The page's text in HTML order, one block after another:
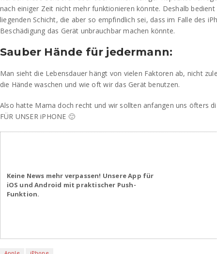
nach einiger Zeit nicht mehr funktionieren könnte. Deshalb
liegenden Schicht, die aber so empfindlich sei, dass im Falle des
Beschädigung das Gerät unbrauchbar machen könnte.
Sauber Hände für jedermann:
Man sieht die Lebensdauer hängt von vielen Faktoren ab, nicht
die Hände waschen und wie oft wir das Gerät benutzen.
Also hatte Mama doch recht und wir sollten anfangen uns öfters
FÜR UNSER iPHONE 🙂
Keine News mehr verpassen! Unsere App für
iOS und Android mit praktischer Push-
Funktion.